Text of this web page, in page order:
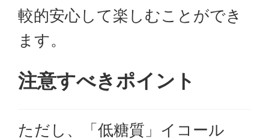
較的安心して楽しむことができ
ます。
注意すべきポイント
ただし、「低糖質」イコール